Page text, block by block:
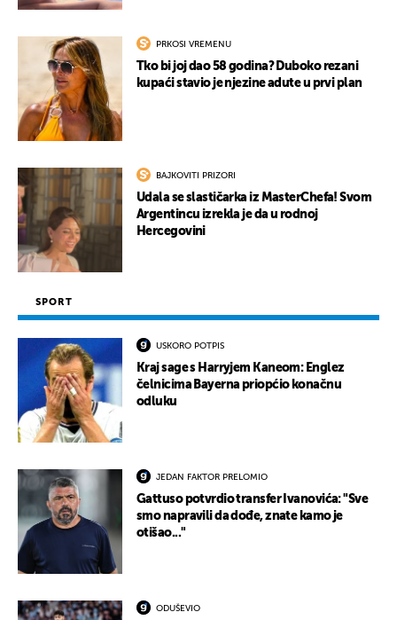
PRKOSI VREMENU
Tko bi joj dao 58 godina? Duboko rezani
kupaći stavio je njezine adute u prvi plan
BAJKOVITI PRIZORI
Udala se slastičarka iz MasterChefa! Svom
Argentincu izrekla je da u rodnoj
Hercegovini
SPORT
USKORO POTPIS
Kraj sage s Harryjem Kaneom: Englez
čelnicima Bayerna priopćio konačnu
odluku
JEDAN FAKTOR PRELOMIO
Gattuso potvrdio transfer Ivanovića: "Sve
smo napravili da dođe, znate kamo je
otišao..."
ODUŠEVIO